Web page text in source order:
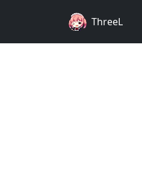
ThreeL